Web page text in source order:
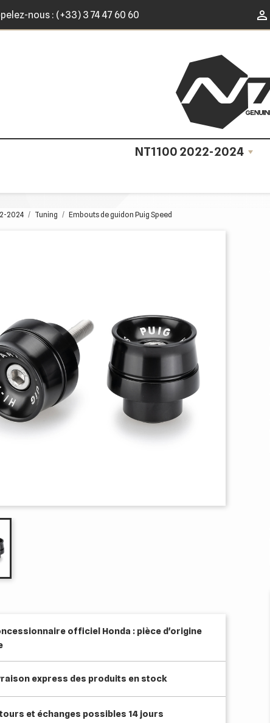
nous : (+33) 3 74 47 60 60 
NT1100 2022-2024
2024 Tuning Embouts de guidon Puig Speed
officiel Honda : pièce d'origine
express des produits en stock
et échanges possibles 14 jours